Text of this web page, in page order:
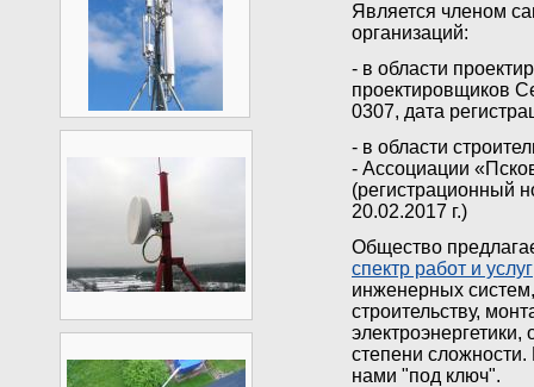
Является членом
организаций:
- в области
проектировщиков
0307, дата
- в области
- Ассоциации
(регистрационный
20.02.2017 г.)
Общество
спектр работ и услуг
инженерных систем,
строительству,
степени
нами "под ключ".